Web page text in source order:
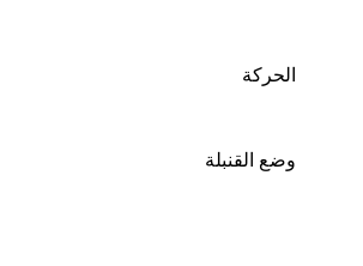
الحركة
وضع القنبلة